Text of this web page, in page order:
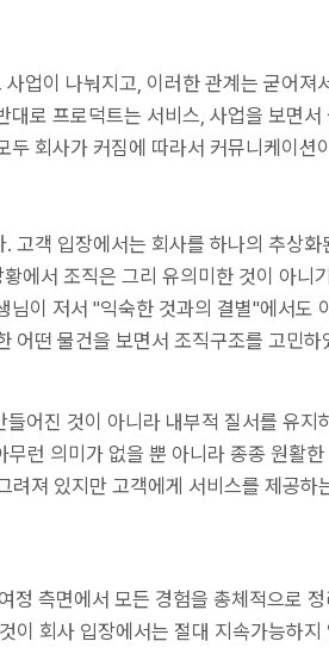
업이 나눠지고, 이러한 관계는 굳어져
로 프로덕트는 서비스, 사업을 보면서
회사가 커짐에 따라서 커뮤니케이션
고객 입장에서는 회사를 하나의 추상화
에서 조직은 그리 유의미한 것이 아니
이 저서 "익숙한 것과의 결별"에서도
어떤 물건을 보면서 조직구조를 고민하
어진 것이 아니라 내부적 질서를 유지
런 의미가 없을 뿐 아니라 종종 원활
려져 있지만 고객에게 서비스를 제공하
정 측면에서 모든 경험을 총체적으로
이 회사 입장에서는 절대 지속가능하지